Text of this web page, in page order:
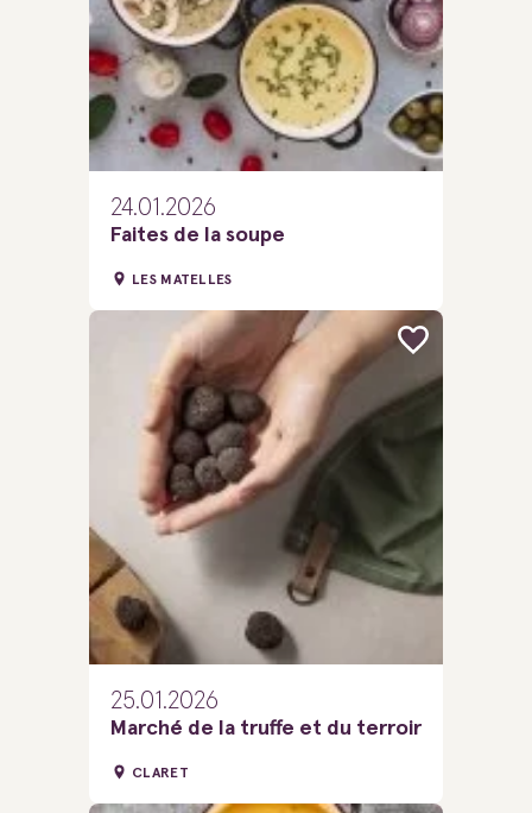
24.01.2026
Faites de la soupe
LES MATELLES
25.01.2026
Marché de la truffe et du terroir
CLARET